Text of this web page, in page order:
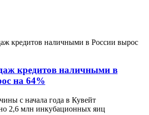
кредитов наличными в
на 64%